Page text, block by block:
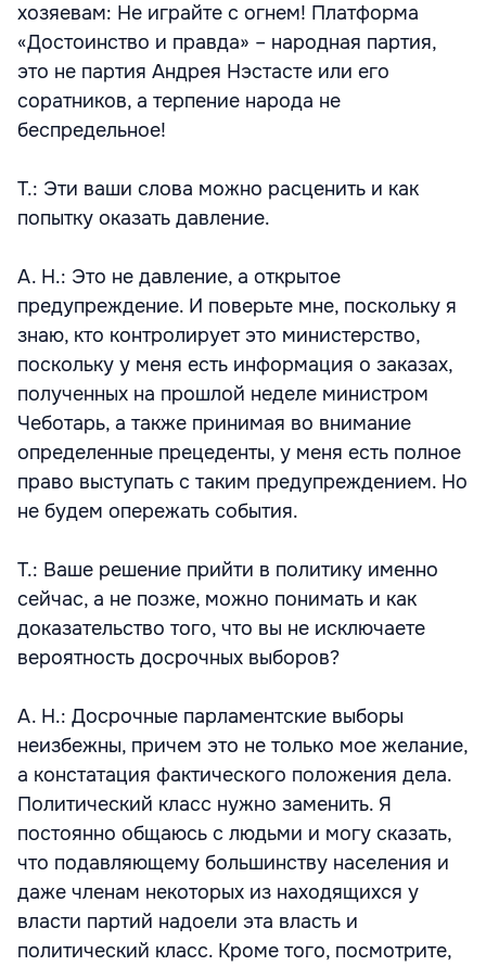
хозяевам: Не играйте с огнем! Платформа
«Достоинство и правда» – народная партия,
это не партия Андрея Нэстасте или его
соратников, а терпение народа не
беспредельное!
Т.: Эти ваши слова можно расценить и как
попытку оказать давление.
А. Н.: Это не давление, а открытое
предупреждение. И поверьте мне, поскольку я
знаю, кто контролирует это министерство,
поскольку у меня есть информация о заказах,
полученных на прошлой неделе министром
Чеботарь, а также принимая во внимание
определенные прецеденты, у меня есть полное
право выступать с таким предупреждением. Но
не будем опережать события.
Т.: Ваше решение прийти в политику именно
сейчас, а не позже, можно понимать и как
доказательство того, что вы не исключаете
вероятность досрочных выборов?
А. Н.: Досрочные парламентские выборы
неизбежны, причем это не только мое желание,
а констатация фактического положения дела.
Политический класс нужно заменить. Я
постоянно общаюсь с людьми и могу сказать,
что подавляющему большинству населения и
даже членам некоторых из находящихся у
власти партий надоели эта власть и
политический класс. Кроме того, посмотрите,